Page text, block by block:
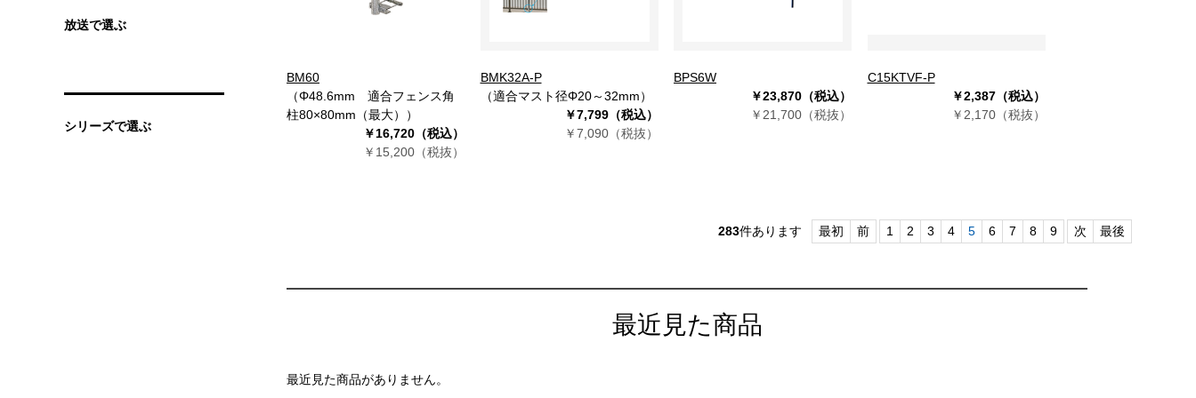
放送で選ぶ
シリーズで選ぶ
BM60
（Φ48.6mm 適合フェンス角
柱80×80mm（最大））
￥16,720（税込）
￥15,200（税抜）
BMK32A-P
（適合マスト径Φ20～32mm）
￥7,799（税込）
￥7,090（税抜）
BPS6W
￥23,870（税込）
￥21,700（税抜）
C15KTVF-P
￥2,387（税込）
￥2,170（税抜）
283件あります 最初 前 1 2 3 4 5 6 7 8 9 次 最後
最近見た商品
最近見た商品がありません。